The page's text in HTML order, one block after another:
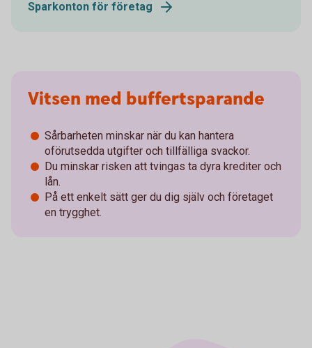
Sparkonton för företag
Vitsen med buffertsparande
Sårbarheten minskar när du kan hantera
oförutsedda utgifter och tillfälliga svackor.
Du minskar risken att tvingas ta dyra krediter och
lån.
På ett enkelt sätt ger du dig själv och företaget
en trygghet.